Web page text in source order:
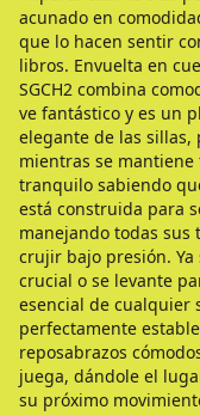
acunado en
que lo hacen sentir
libros. Envuelta en
SGCH2 combina
ve fantástico y es un
elegante de las sillas,
mientras se
tranquilo sabiendo
está construida para
manejando todas sus
crujir bajo presión.
crucial o se levante
esencial de cualquier
perfectamente
reposabrazos
juega, dándole el
su próximo